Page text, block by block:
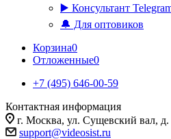
▶️ Консультант
🔔 Для оптовиков
Корзина0
Отложенные0
+7 (495) 646-00-59
Контактная информация
г. Москва, ул. Сущевский вал, д.
support@videosist.ru